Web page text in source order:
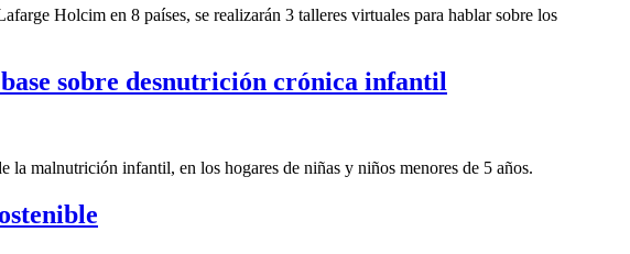
Holcim en 8 países, se realizarán 3 talleres virtuales para hablar sobre los
sobre desnutrición crónica infantil
malnutrición infantil, en los hogares de niñas y niños menores de 5 años.